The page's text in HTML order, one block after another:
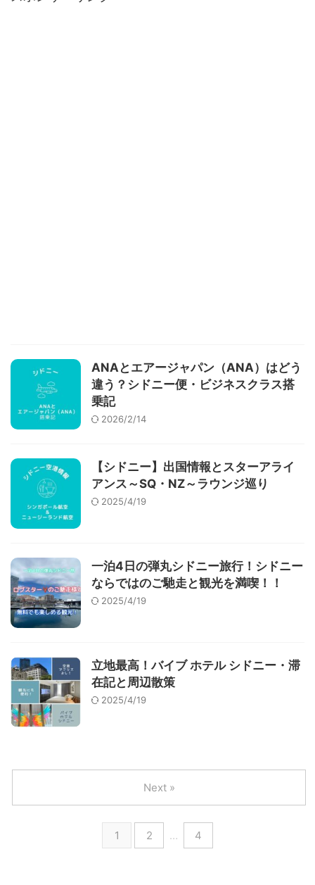
ANAとエアージャパン（ANA）はどう
違う？シドニー便・ビジネスクラス搭
乗記
2026/2/14
【シドニー】出国情報とスターアライ
アンス～SQ・NZ～ラウンジ巡り
2025/4/19
一泊4日の弾丸シドニー旅行！シドニー
ならではのご馳走と観光を満喫！！
2025/4/19
立地最高！バイブ ホテル シドニー・滞
在記と周辺散策
2025/4/19
1 2 … 4
Next »